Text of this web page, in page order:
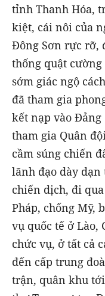
tỉnh Thanh Hóa,
kiệt, cái nôi của
Đông Sơn rực rỡ,
thống quật
sớm giác ngộ
đã tham gia
kết nạp vào Đảng
tham gia Quân
cầm súng chiến
lãnh đạo dày
chiến dịch, đi
Pháp, chống Mỹ,
vụ quốc tế ở Lào,
chức vụ, ở tất cả
đến cấp trung
trận, quân khu